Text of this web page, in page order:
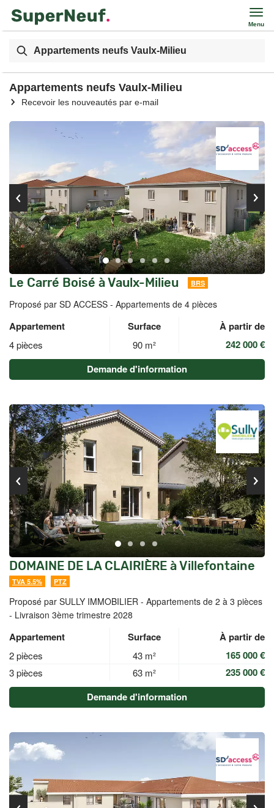
Menu
Appartements neufs Vaulx-Milieu
Appartements neufs Vaulx-Milieu
Recevoir les nouveautés par e-mail
Le Carré Boisé à Vaulx-Milieu BRS
Proposé par SD ACCESS - Appartements de 4 pièces
Appartement Surface À partir de
4 pièces 90 m²
242 000 €
Demande d'information
DOMAINE DE LA CLAIRIÈRE à Villefontaine
TVA 5.5% PTZ
Proposé par SULLY IMMOBILIER - Appartements de 2 à 3 pièces
- Livraison 3ème trimestre 2028
Appartement Surface À partir de
2 pièces 43 m² 165 000 €
3 pièces 63 m²
235 000 €
Demande d'information